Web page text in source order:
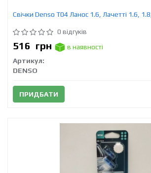
Свічки Denso T04 Ланос 1.6, Лачетті 1.6,
0 відгуків
516 грн
в наявності
Артикул:
DENSO
ПРИДБАТИ